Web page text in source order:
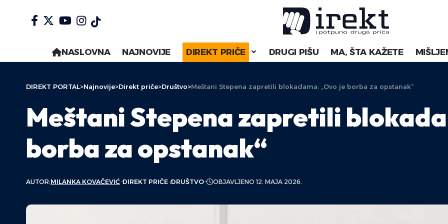
NASLOVNA NAJNOVIJE DIREKT PRIČE DRUGI PIŠU MA, ŠTA KAŽETE
DIREKT PORTAL>Najnovije>Direkt priče>Društvo>Meštani Stepena zapretili blokadama: „Ovo je borba za opstanak“
Meštani Stepena zapretili
borba za opstanak“
AUTOR:MILANKA KOVAČEVIĆ DIREKT PRIČE DRUŠTVO OBJAVLJENO 12. MAJA 2026.